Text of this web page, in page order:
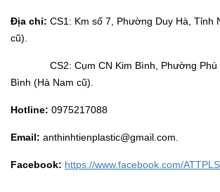
Địa chỉ: CS1: Km số 7, Phường Duy Hà, Tỉnh
cũ).
CS2: Cụm CN Kim Bình, Phường Phù
Bình (Hà Nam cũ).
Hotline: 0975217088
Email: anthinhtienplastic@gmail.com.
Facebook: https://www.facebook.com/